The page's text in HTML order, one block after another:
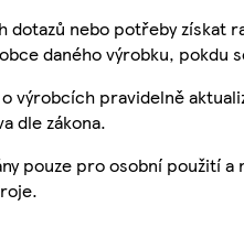
dotazů nebo potřeby získat
daného výrobku, pokdu
výrobcích pravidelně
dle zákona.
pouze pro osobní použití